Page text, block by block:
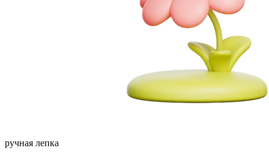
ручная лепка